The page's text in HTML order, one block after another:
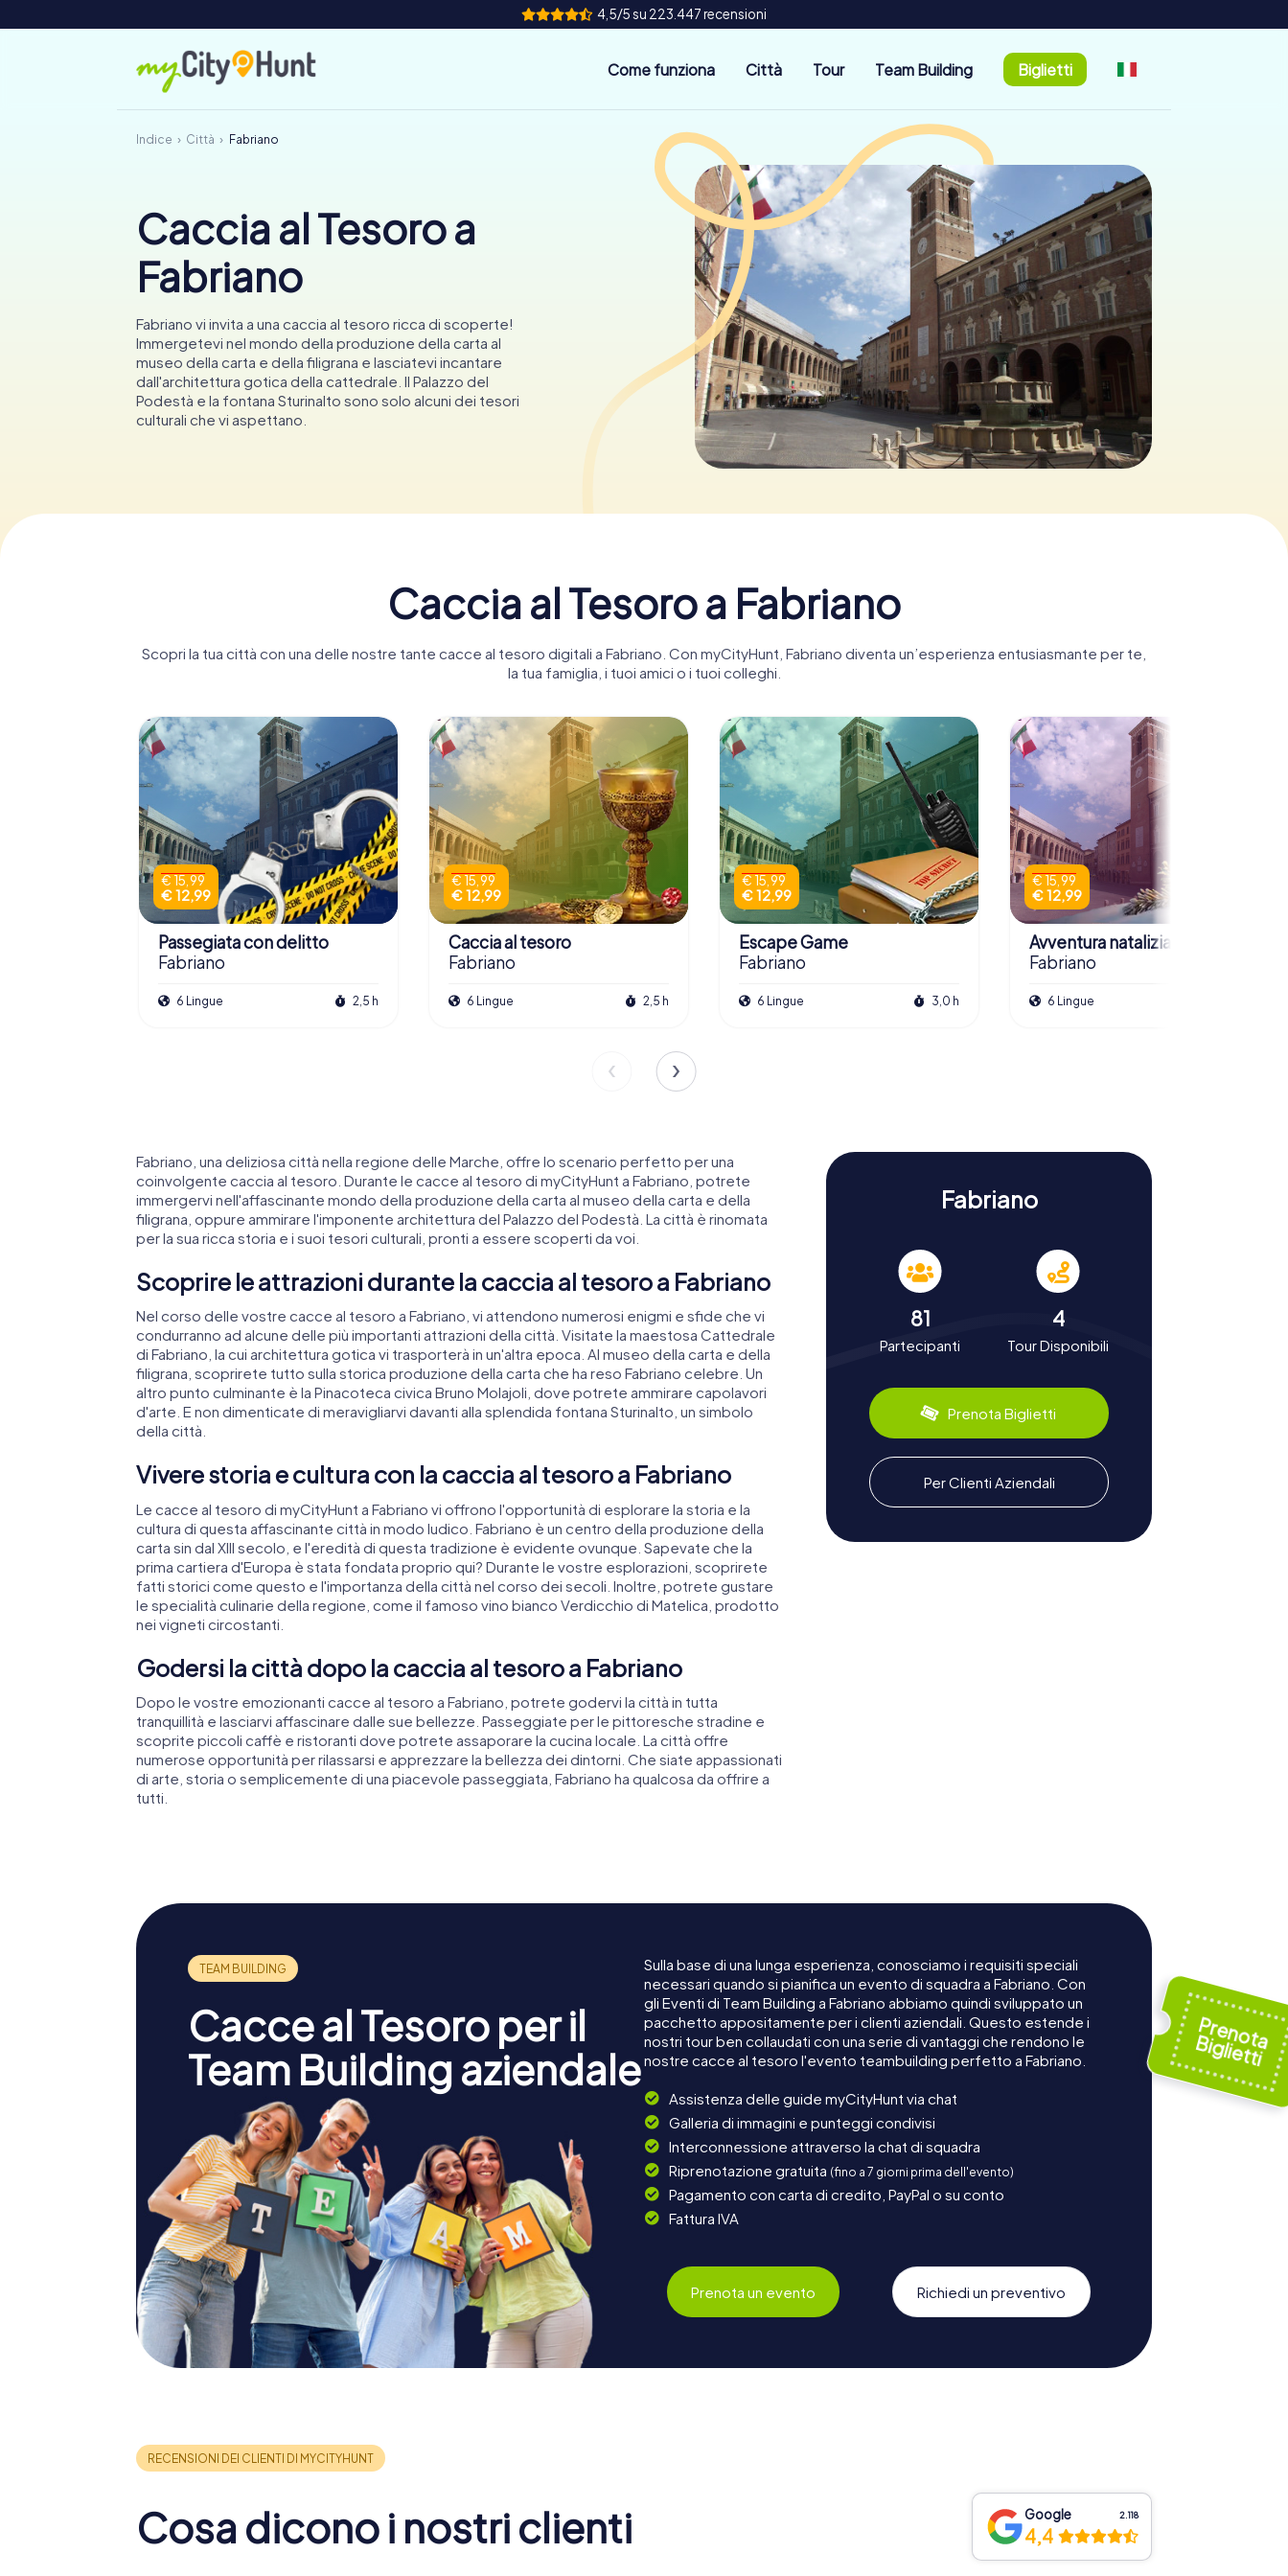
4,5/5 su 223.447 recensioni
Come funziona Città Tour Team Building Biglietti
Indice Città Fabriano
Caccia al Tesoro a
Fabriano
Fabriano vi invita a una caccia al tesoro ricca di scoperte!
Immergetevi nel mondo della produzione della carta al
museo della carta e della filigrana e lasciatevi incantare
dall'architettura gotica della cattedrale. Il Palazzo del
Podestà e la fontana Sturinalto sono solo alcuni dei tesori
culturali che vi aspettano.
Caccia al Tesoro a Fabriano
Scopri la tua città con una delle nostre tante cacce al tesoro digitali a Fabriano. Con myCityHunt, Fabriano diventa un’esperienza entusiasmante per te,
la tua famiglia, i tuoi amici o i tuoi colleghi.
€ 15,99
€ 12,99
Passegiata con delitto
Fabriano
6 Lingue 2,5 h
€ 15,99
€ 12,99
Caccia al tesoro
Fabriano
6 Lingue 2,5 h
€ 15,99
€ 12,99
Escape Game
Fabriano
6 Lingue 3,0 h
€ 15,99
€ 12,99
Avventura natalizia
Fabriano
6 Lingue
Fabriano, una deliziosa città nella regione delle Marche, offre lo scenario perfetto per una
coinvolgente caccia al tesoro. Durante le cacce al tesoro di myCityHunt a Fabriano, potrete
immergervi nell'affascinante mondo della produzione della carta al museo della carta e della
filigrana, oppure ammirare l'imponente architettura del Palazzo del Podestà. La città è rinomata
per la sua ricca storia e i suoi tesori culturali, pronti a essere scoperti da voi.
Scoprire le attrazioni durante la caccia al tesoro a Fabriano
Nel corso delle vostre cacce al tesoro a Fabriano, vi attendono numerosi enigmi e sfide che vi
condurranno ad alcune delle più importanti attrazioni della città. Visitate la maestosa Cattedrale
di Fabriano, la cui architettura gotica vi trasporterà in un'altra epoca. Al museo della carta e della
filigrana, scoprirete tutto sulla storica produzione della carta che ha reso Fabriano celebre. Un
altro punto culminante è la Pinacoteca civica Bruno Molajoli, dove potrete ammirare capolavori
d'arte. E non dimenticate di meravigliarvi davanti alla splendida fontana Sturinalto, un simbolo
della città.
Vivere storia e cultura con la caccia al tesoro a Fabriano
Le cacce al tesoro di myCityHunt a Fabriano vi offrono l'opportunità di esplorare la storia e la
cultura di questa affascinante città in modo ludico. Fabriano è un centro della produzione della
carta sin dal XIII secolo, e l'eredità di questa tradizione è evidente ovunque. Sapevate che la
prima cartiera d'Europa è stata fondata proprio qui? Durante le vostre esplorazioni, scoprirete
fatti storici come questo e l'importanza della città nel corso dei secoli. Inoltre, potrete gustare
le specialità culinarie della regione, come il famoso vino bianco Verdicchio di Matelica, prodotto
nei vigneti circostanti.
Godersi la città dopo la caccia al tesoro a Fabriano
Dopo le vostre emozionanti cacce al tesoro a Fabriano, potrete godervi la città in tutta
tranquillità e lasciarvi affascinare dalle sue bellezze. Passeggiate per le pittoresche stradine e
scoprite piccoli caffè e ristoranti dove potrete assaporare la cucina locale. La città offre
numerose opportunità per rilassarsi e apprezzare la bellezza dei dintorni. Che siate appassionati
di arte, storia o semplicemente di una piacevole passeggiata, Fabriano ha qualcosa da offrire a
tutti.
Fabriano
81
Partecipanti
4
Tour Disponibili
Prenota Biglietti
Per Clienti Aziendali
Cacce al Tesoro per il
Team Building aziendale
Sulla base di una lunga esperienza, conosciamo i requisiti speciali
necessari quando si pianifica un evento di squadra a Fabriano. Con
gli Eventi di Team Building a Fabriano abbiamo quindi sviluppato un
pacchetto appositamente per i clienti aziendali. Questo estende i
nostri tour ben collaudati con una serie di vantaggi che rendono le
nostre cacce al tesoro l'evento teambuilding perfetto a Fabriano.
Assistenza delle guide myCityHunt via chat
Galleria di immagini e punteggi condivisi
Interconnessione attraverso la chat di squadra
Riprenotazione gratuita (fino a 7 giorni prima dell'evento)
Pagamento con carta di credito, PayPal o su conto
Fattura IVA
Prenota un evento Richiedi un preventivo
Cosa dicono i nostri clienti Google 2.118
4,4